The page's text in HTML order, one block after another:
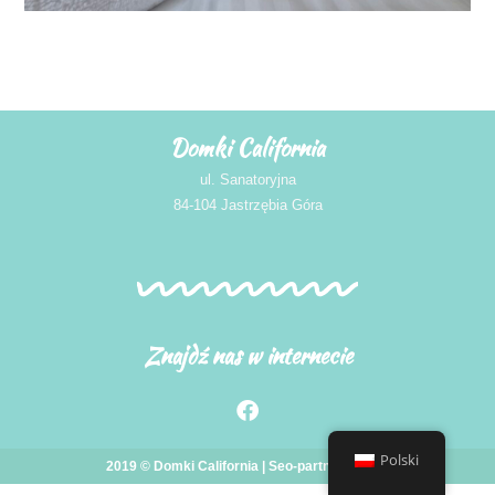
Domki California
ul. Sanatoryjna
84-104 Jastrzębia Góra
Znajdź nas w internecie
2019 © Domki California | Seo-partner designPolski